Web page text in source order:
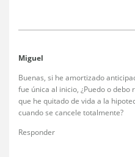
Miguel
Buenas, si he amortizado
fue única al inicio, ¿Puedo o
que he quitado de vida a la
cuando se cancele totalmente?
Responder